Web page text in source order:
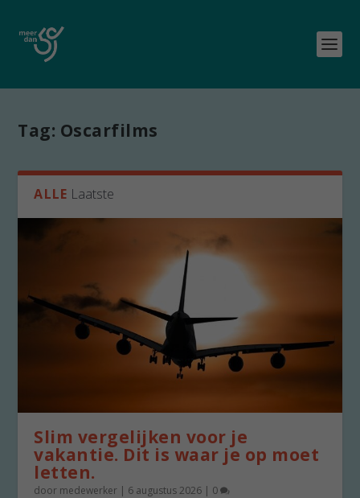
Tag: Oscarfilms
ALLE Laatste
Slim vergelijken voor je
vakantie. Dit is waar je op moet
letten.
door medewerker | 6 augustus 2026 | 0